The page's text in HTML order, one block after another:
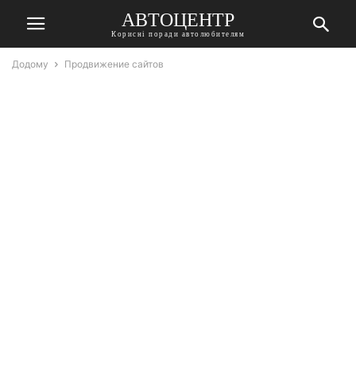
АВТОЦЕНТР
Корисні поради автолюбителям
Додому Продвижение сайтов